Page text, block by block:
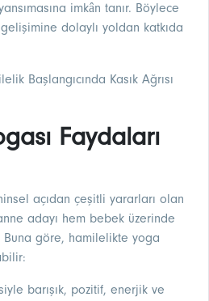
imkân tanır. Böylece
dolaylı yoldan katkıda
Başlangıcında Kasık Ağrısı
Faydaları
açıdan çeşitli yararları olan
adayı hem bebek üzerinde
göre, hamilelikte yoga
barışık, pozitif, enerjik ve